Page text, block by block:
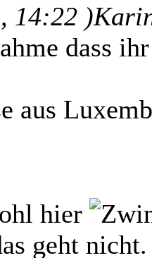
14:22 )
dass
aus
hier
geht nicht.